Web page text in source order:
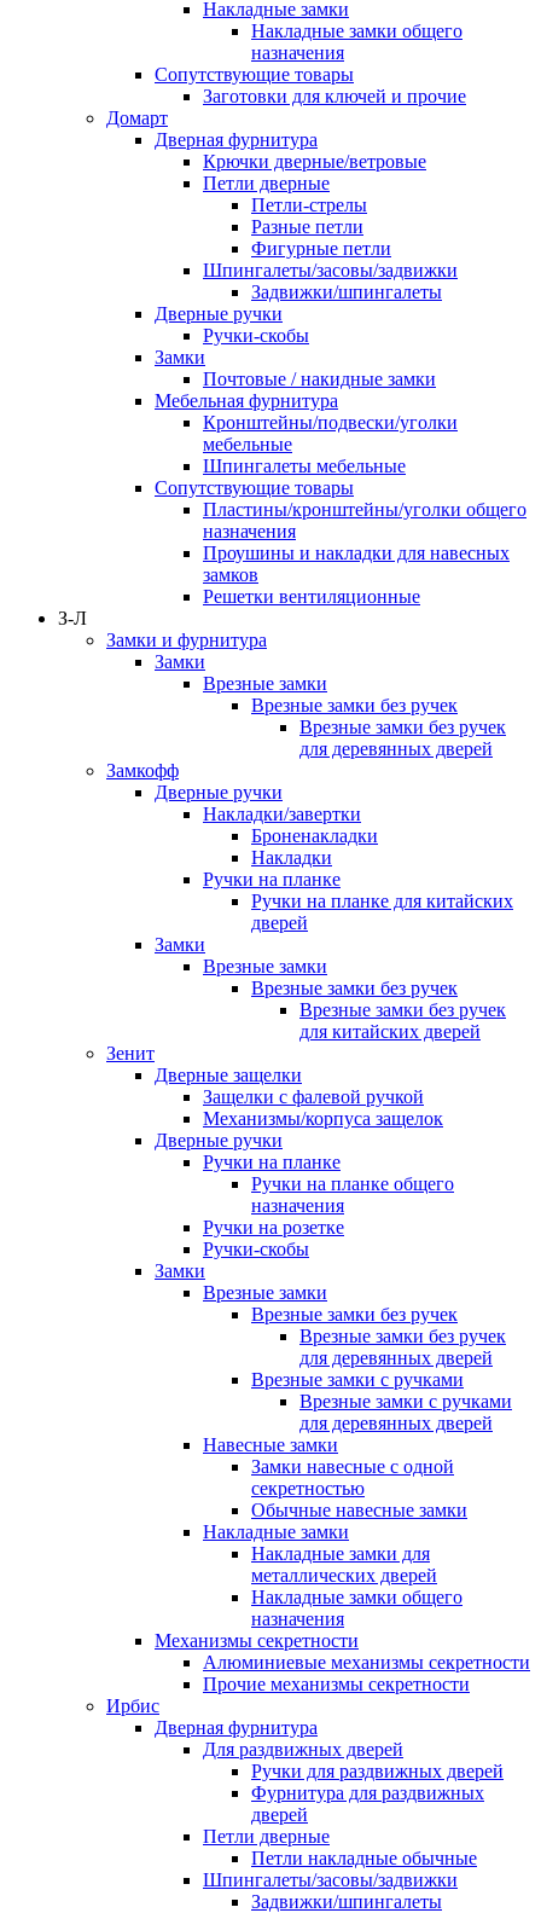
Накладные замки
Накладные замки общего
назначения
Сопутствующие товары
Заготовки для ключей и прочие
Домарт
Дверная фурнитура
Крючки дверные/ветровые
Петли дверные
Петли-стрелы
Разные петли
Фигурные петли
Шпингалеты/засовы/задвижки
Задвижки/шпингалеты
Дверные ручки
Ручки-скобы
Замки
Почтовые / накидные замки
Мебельная фурнитура
Кронштейны/подвески/уголки
мебельные
Шпингалеты мебельные
Сопутствующие товары
Пластины/кронштейны/уголки общего
назначения
Проушины и накладки для навесных
замков
Решетки вентиляционные
З-Л
Замки и фурнитура
Замки
Врезные замки
Врезные замки без ручек
Врезные замки без ручек
для деревянных дверей
Замкофф
Дверные ручки
Накладки/завертки
Броненакладки
Накладки
Ручки на планке
Ручки на планке для китайских
дверей
Замки
Врезные замки
Врезные замки без ручек
Врезные замки без ручек
для китайских дверей
Зенит
Дверные защелки
Защелки с фалевой ручкой
Механизмы/корпуса защелок
Дверные ручки
Ручки на планке
Ручки на планке общего
назначения
Ручки на розетке
Ручки-скобы
Замки
Врезные замки
Врезные замки без ручек
Врезные замки без ручек
для деревянных дверей
Врезные замки с ручками
Врезные замки с ручками
для деревянных дверей
Навесные замки
Замки навесные с одной
секретностью
Обычные навесные замки
Накладные замки
Накладные замки для
металлических дверей
Накладные замки общего
назначения
Механизмы секретности
Алюминиевые механизмы секретности
Прочие механизмы секретности
Ирбис
Дверная фурнитура
Для раздвижных дверей
Ручки для раздвижных дверей
Фурнитура для раздвижных
дверей
Петли дверные
Петли накладные обычные
Шпингалеты/засовы/задвижки
Задвижки/шпингалеты